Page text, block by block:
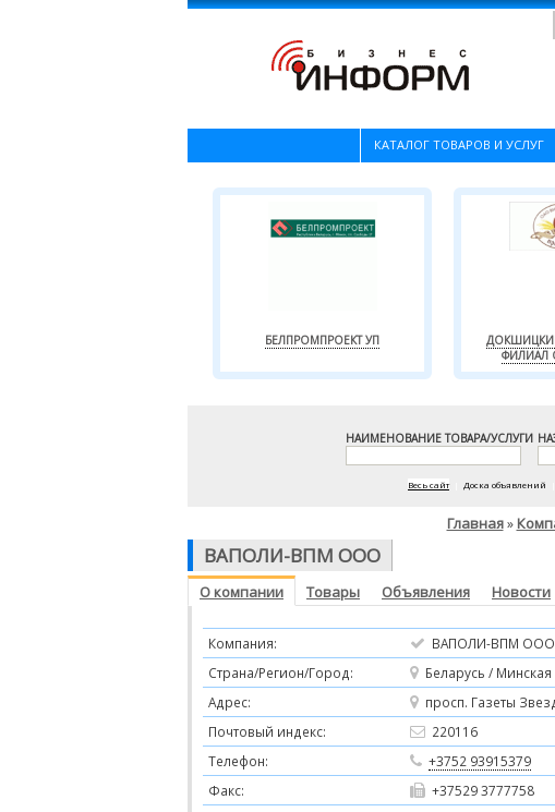
КАТАЛОГ ТОВАРОВ И УСЛУГ
БЕЛПРОМПРОЕКТ УП
ФИЛИАЛ
НАИМЕНОВАНИЕ ТОВАРА/УСЛУГИ
Весь сайт Доска объявлений
Главная»
ВАПОЛИ-ВПМ ООО
О компании Товары Объявления Новости
Компания:
ВАПОЛИ-ВПМ ООО
Страна/Регион/Город:
Беларусь /
Адрес:
просп. Газеты
Почтовый индекс:
220116
Телефон:
+3752 93915379
Факс:
+37529 3777758